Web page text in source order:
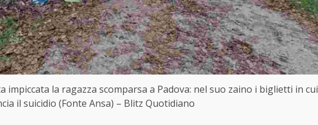
la ragazza scomparsa a Padova: nel suo zaino i biglietti in cui
il suicidio (Fonte Ansa) – Blitz Quotidiano